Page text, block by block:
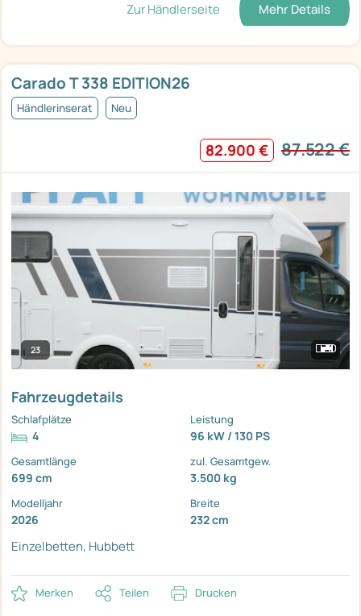
Zur Händlerseite Mehr Details
Carado T 338 EDITION26
Händlerinserat Neu
82.900 € 87.522 €
23
Fahrzeugdetails
Schlafplätze
4
Leistung
96 kW / 130 PS
Gesamtlänge
699 cm
zul. Gesamtgew.
3.500 kg
Modelljahr
2026
Breite
232 cm
Einzelbetten, Hubbett
Merken Teilen Drucken